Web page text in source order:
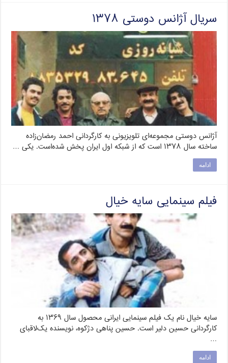
سریال آژانس دوستی ۱۳۷۸
آژانس دوستی مجموعه‌ای تلویزیونی به کارگردانی احمد رمضان‌زاده
ساخته سال ۱۳۷۸ است که از شبکه اول ایران پخش شده‌است. یکی …
ادامه
فیلم سینمایی سایه خیال
سایه خیال نام یک فیلم سینمایی ایرانی محصول سال ۱۳۶۹ به
کارگردانی حسین دلیر است. حسین پناهی دژکوه، نویسنده یک‌لاقبای
…
ادامه